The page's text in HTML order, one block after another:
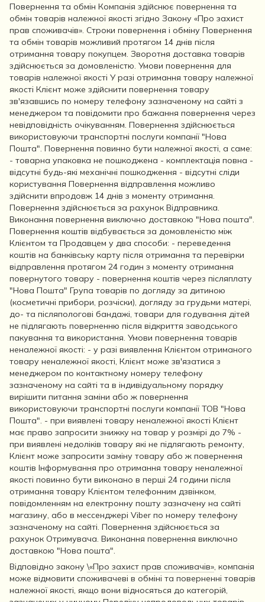
Повернення та обмін Компанія здійснює повернення та
обмін товарів належної якості згідно Закону «Про захист
прав споживачів». Строки повернення і обміну Повернення
та обмін товарів можливий протягом 14 днів після
отримання товару покупцем. Зворотня доставка товарів
здійснюється за домовленістю. Умови повернення для
товарів належної якості У разі отримання товару належної
якості Клієнт може здійснити повернення товару
зв'язавшись по номеру телефону зазначеному на сайті з
менеджером та повідомити про бажання повернення через
невідповідність очікуванням. Повернення здійснюється
використовуючи транспортні послуги компанії "Нова
Пошта". Повернення повинно бути належної якості, а саме:
- товарна упаковка не пошкоджена - комплектація повна -
відсутні будь-які механічні пошкодження - відсутні сліди
користування Повернення відправлення можливо
здійснити впродовж 14 днів з моменту отримання.
Повернення здійснюється за рахунок Відправника.
Виконання повернення виключно доставкою "Нова пошта".
Повернення коштів відбувається за домовленістю між
Клієнтом та Продавцем у два способи: - переведення
коштів на банківську карту після отримання та перевірки
відправлення протягом 24 годин з моменту отримання
повернутого товару - повернення коштів через післяплату
"Нова Пошта" Група товарів по догляду за дитиною
(косметичні прибори, розчіски), догляду за грудьми матері,
до- та післяпологові бандажі, товари для годування дітей
не підлягають поверненню після відкриття заводського
пакування та використання. Умови повернення товарів
неналежної якості: - у разі виявлення Клієнтом отриманого
товару неналежної якості, Клієнт може зв'язатися з
менеджером по контактному номеру телефону
зазначеному на сайті та в індивідуальному порядку
вирішити питання заміни або ж повернення
використовуючи транспортні послуги компанії ТОВ "Нова
Пошта". - при виявлені товару неналежної якості Клієнт
має право запросити знижку на товар у розмірі до 7% -
при виявлені недоліків товару які не підлягають ремонту,
Клієнт може запросити заміну товару або ж повернення
коштів Інформування про отримання товару неналежної
якості повинно бути виконано в перші 24 години після
отримання товару Клієнтом телефонним дзвінком,
повідомленням на електронну пошту зазначену на сайті
магазину, або в мессенджері Viber по номеру телефону
зазначеному на сайті. Повернення здійснюється за
рахунок Отримувача. Виконання повернення виключно
доставкою "Нова пошта".
Відповідно закону\«Про захист прав споживачів», компанія
може відмовити споживачеві в обміні та поверненні товарів
належної якості, якщо вони відносяться до категорій,